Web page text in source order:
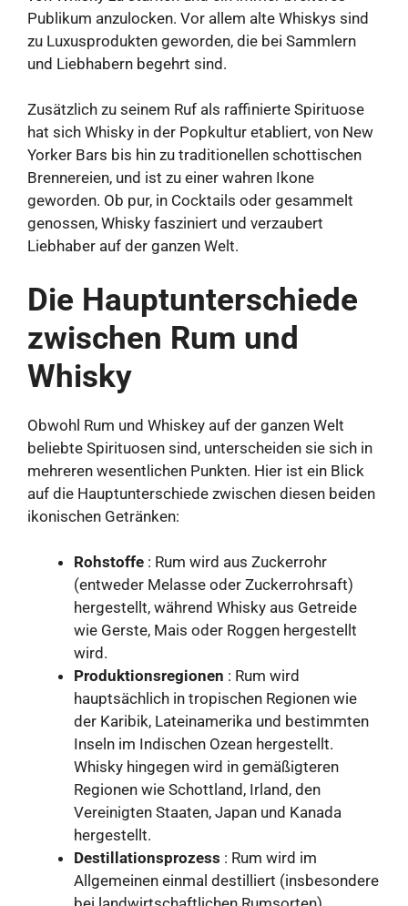
Publikum anzulocken. Vor allem alte Whiskys sind
zu Luxusprodukten geworden, die bei Sammlern
und Liebhabern begehrt sind.
Zusätzlich zu seinem Ruf als raffinierte Spirituose
hat sich Whisky in der Popkultur etabliert, von New
Yorker Bars bis hin zu traditionellen schottischen
Brennereien, und ist zu einer wahren Ikone
geworden. Ob pur, in Cocktails oder gesammelt
genossen, Whisky fasziniert und verzaubert
Liebhaber auf der ganzen Welt.
Die Hauptunterschiede
zwischen Rum und
Whisky
Obwohl Rum und Whiskey auf der ganzen Welt
beliebte Spirituosen sind, unterscheiden sie sich in
mehreren wesentlichen Punkten. Hier ist ein Blick
auf die Hauptunterschiede zwischen diesen beiden
ikonischen Getränken:
Rohstoffe : Rum wird aus Zuckerrohr
(entweder Melasse oder Zuckerrohrsaft)
hergestellt, während Whisky aus Getreide
wie Gerste, Mais oder Roggen hergestellt
wird.
Produktionsregionen : Rum wird
hauptsächlich in tropischen Regionen wie
der Karibik, Lateinamerika und bestimmten
Inseln im Indischen Ozean hergestellt.
Whisky hingegen wird in gemäßigteren
Regionen wie Schottland, Irland, den
Vereinigten Staaten, Japan und Kanada
hergestellt.
Destillationsprozess : Rum wird im
Allgemeinen einmal destilliert (insbesondere